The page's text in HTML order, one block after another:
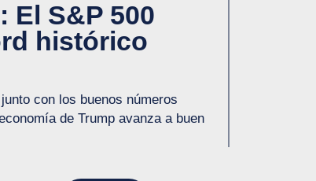
El S&P 500
histórico
con los buenos números
de Trump avanza a buen